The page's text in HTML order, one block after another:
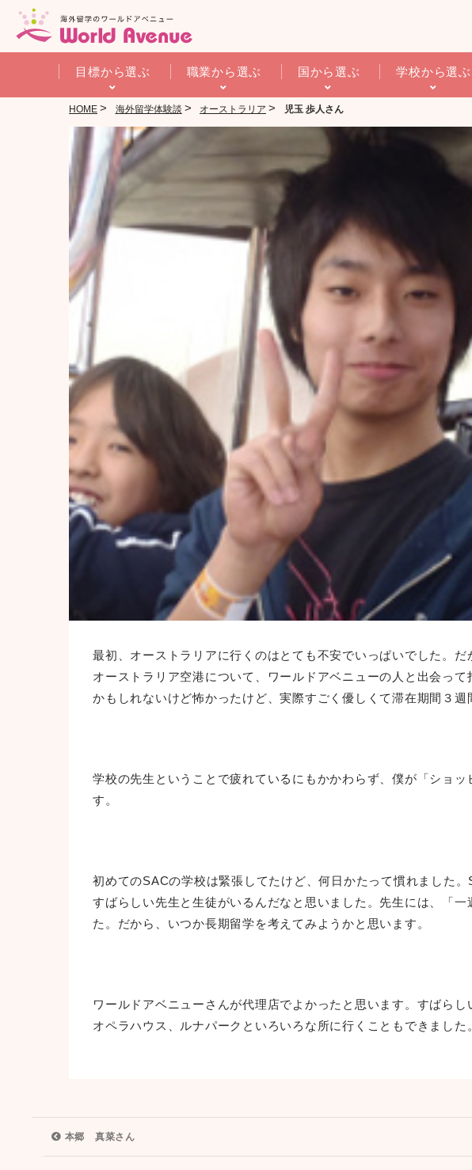
目標から選ぶ 職業から選ぶ 国から選ぶ 学校から選ぶ
HOME > 海外留学体験談 > オーストラリア > 児玉 歩人さん
最初、オーストラリアに行くのはとても不安でいっぱいでした。だ
オーストラリア空港について、ワールドアベニューの人と出会っ
かもしれないけど怖かったけど、実際すごく優しくて滞在期間３
学校の先生ということで疲れているにもかかわらず、僕が「ショ
す。
初めてのSACの学校は緊張してたけど、何日かたって慣れました
すばらしい先生と生徒がいるんだなと思いました。先生には、「
た。だから、いつか長期留学を考えてみようかと思います。
ワールドアベニューさんが代理店でよかったと思います。すばら
オペラハウス、ルナパークといろいろな所に行くこともできまし
稿
本郷 真菜さん